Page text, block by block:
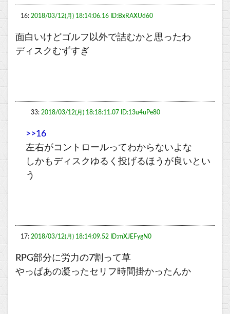
16: 2018/03/12(月) 18:14:06.16 ID:BxRAXUd60
面白いけどゴルフ以外で詰むかと思ったわ
ディスクむずすぎ
33: 2018/03/12(月) 18:18:11.07 ID:13u4uPe80
>>16
左右がコントロールってわからないよな
しかもディスクゆるく投げるほうが良いとい
う
17: 2018/03/12(月) 18:14:09.52 ID:mXJEFygN0
RPG部分に労力の7割って草
やっぱあの凝ったセリフ時間掛かったんか